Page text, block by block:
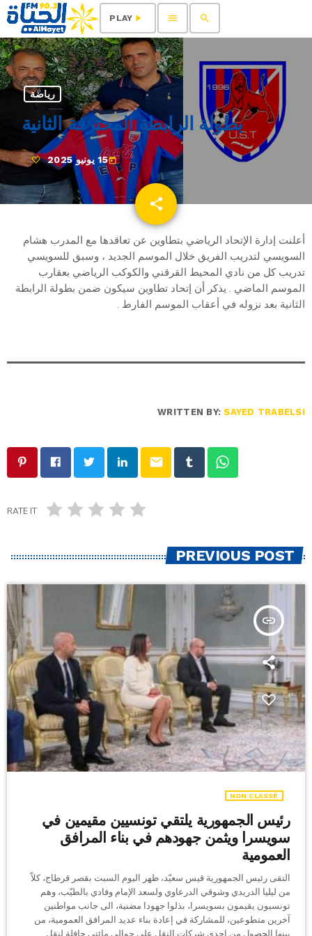
search
menu
play_arrow
PLAY
رياضة
بطولة الرابطة المحترفة الثانية
today15 يونيو 2025
share
email
أعلنت إدارة الإتحاد الرياضي بتطاوين عن تعاقدها مع المدرب هشام
السويسي لتدريب الفريق خلال الموسم الجديد ، وسبق للسويسي
تدريب كل من نادي المحيط القرقني والكوكب الرياضي بعقارب
الموسم الماضي . يذكر أن إتحاد تطاوين سيكون ضمن بطولة الرابطة
الثانية بعد نزوله في أعقاب الموسم الفارط .
WRITTEN BY:SAYED TRABELSI
email
RATE IT
PREVIOUS POST
insert_link
NON CLASSÉ
رئيس الجمهورية يلتقي تونسيين مقيمين في
سويسرا ويثمن جهودهم في بناء المرافق
العمومية
التقى رئيس الجمهورية قيس سعيّد، ظهر اليوم السبت بقصر قرطاج، كلاّ
من ليليا الدريدي وشوقي الدرعاوي ولسعد الإمام وفادي بالطيّب، وهم
تونسيون يقيمون بسويسرا، بذلوا جهودا مضنية، الى جانب مواطنين
آخرين متطوعين، للمشاركة في إعادة بناء عديد المرافق العمومية، من